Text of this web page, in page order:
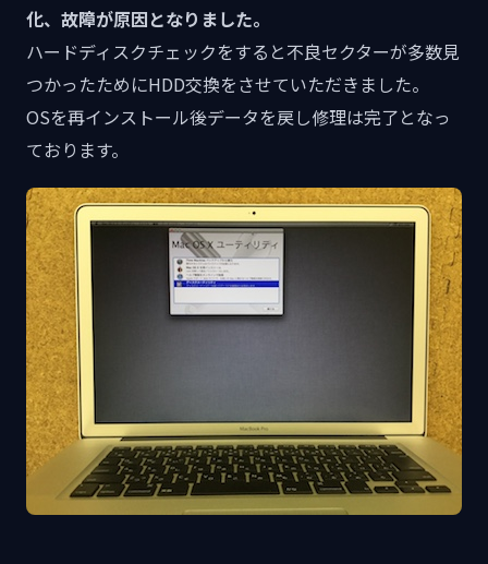
化、故障が原因となりました。
ハードディスクチェックをすると不良セクターが多数見
つかったためにHDD交換をさせていただきました。
OSを再インストール後データを戻し修理は完了となっ
ております。